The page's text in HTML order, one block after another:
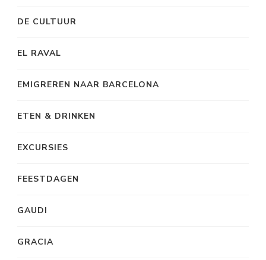
DE CULTUUR
EL RAVAL
EMIGREREN NAAR BARCELONA
ETEN & DRINKEN
EXCURSIES
FEESTDAGEN
GAUDI
GRACIA